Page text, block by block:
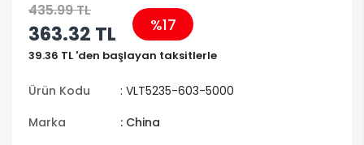
435.99 TL
363.32 TL %17
39.36 TL 'den başlayan taksitlerle
Ürün Kodu
: VLT5235-603-5000
Marka
: China